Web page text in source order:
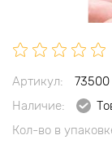
Артикул:
73500
Наличие:
Кол-во в